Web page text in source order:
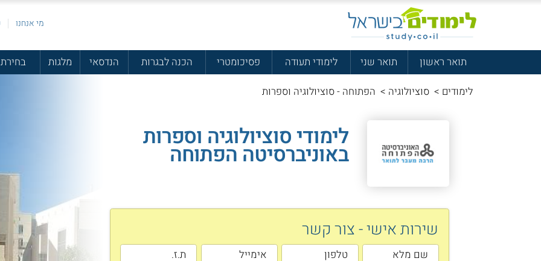
מי אנחנו
תואר ראשון תואר שני לימודי תעודה פסיכומטרי הכנה לבגרות הנדסאי מלגות
לימודים > סוציולוגיה > הפתוחה - סוציולוגיה וספרות
לימודי סוציולוגיה וספרות
באוניברסיטה הפתוחה
שירות אישי - צור קשר